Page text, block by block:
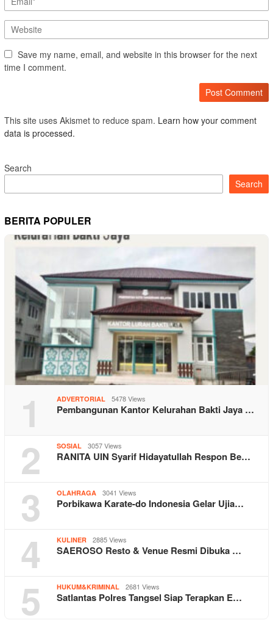
Save my name, email, and website in this browser for the next
time I comment.
This site uses Akismet to reduce spam. Learn how your comment
data is processed.
Search
Search
BERITA POPULER
1 ADVERTORIAL 5478 Views
Pembangunan Kantor Kelurahan Bakti Jaya …
2 SOSIAL 3057 Views
RANITA UIN Syarif Hidayatullah Respon Be…
3 OLAHRAGA 3041 Views
Porbikawa Karate-do Indonesia Gelar Ujia…
4 KULINER 2885 Views
SAEROSO Resto & Venue Resmi Dibuka …
5 HUKUM&KRIMINAL 2681 Views
Satlantas Polres Tangsel Siap Terapkan E…